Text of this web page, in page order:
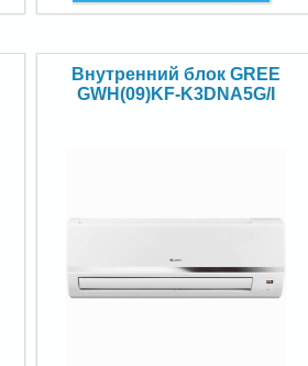
Внутренний блок GREE
GWH(09)KF-K3DNA5G/I